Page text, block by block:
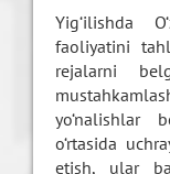
Yig‘ilishda
faoliyatini
rejalarni
yo‘nalishlar
o‘rtasida
etish, ular